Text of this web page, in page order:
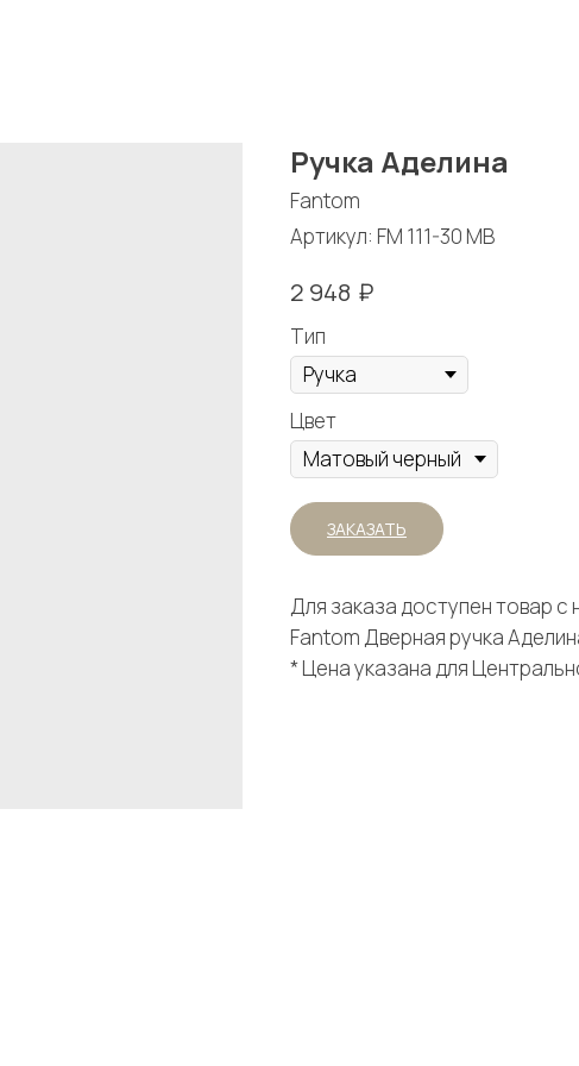
Ручка Аделина
Fantom
Артикул: FM 111-30 MB
2 948 ₽
Тип
Цвет
ЗАКАЗАТЬ
Для заказа доступен товар с
Fantom Дверная ручка
* Цена указана для